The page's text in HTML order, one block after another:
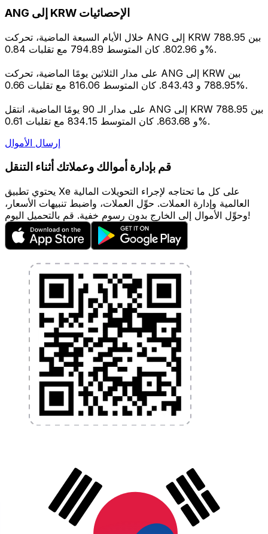
ANG إلى KRW الإحصائيات
خلال الأيام السبعة الماضية، تحركت ANG إلى KRW بين 788.95
و 802.96. كان المتوسط 794.89 مع تقلبات 0.84%.
على مدار الثلاثين يومًا الماضية، تحركت ANG إلى KRW بين
788.95 و 843.43. كان المتوسط 816.06 مع تقلبات 0.66%.
على مدار الـ 90 يومًا الماضية، انتقل ANG إلى KRW بين 788.95
و 863.68. كان المتوسط 834.15 مع تقلبات 0.61%.
إرسال الأموال
قم بإدارة أموالك وعملاتك أثناء التنقل
يحتوي تطبيق Xe على كل ما تحتاجه لإجراء التحويلات المالية
العالمية وإدارة العملات. حوِّل العملات، واضبط تنبيهات الأسعار،
وحوِّل الأموال إلى الخارج بدون رسوم خفية. قم بالتحميل اليوم!